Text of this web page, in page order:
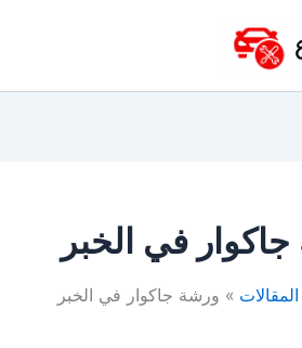
في الخبر
المقالات ورشة جاكوار في الخبر